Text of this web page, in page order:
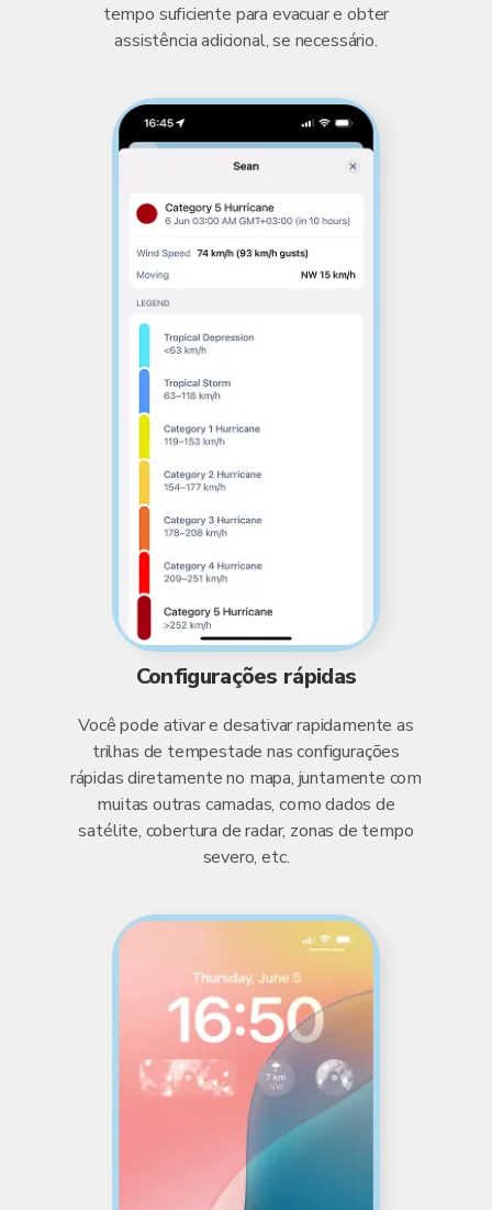
tempo suficiente para evacuar e obter
assistência adicional, se necessário.
Configurações rápidas
Você pode ativar e desativar rapidamente as
trilhas de tempestade nas configurações
rápidas diretamente no mapa, juntamente com
muitas outras camadas, como dados de
satélite, cobertura de radar, zonas de tempo
severo, etc.